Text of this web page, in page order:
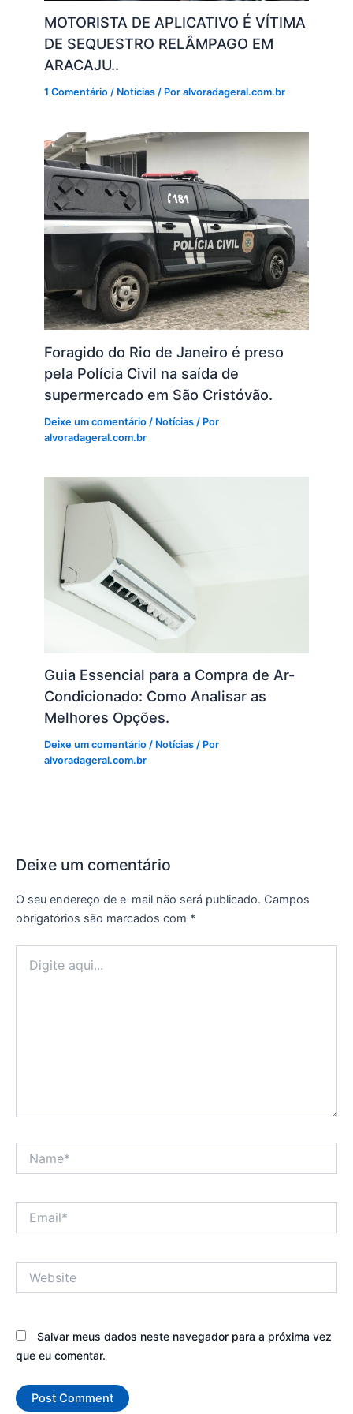
MOTORISTA DE APLICATIVO É VÍTIMA
DE SEQUESTRO RELÂMPAGO EM
ARACAJU..
1 Comentário / Notícias / Poralvoradageral.com.br
Foragido do Rio de Janeiro é preso
pela Polícia Civil na saída de
supermercado em São Cristóvão.
Deixe um comentário / Notícias / Por
alvoradageral.com.br
Guia Essencial para a Compra de Ar-
Condicionado: Como Analisar as
Melhores Opções.
Deixe um comentário / Notícias / Por
alvoradageral.com.br
Deixe um comentário
O seu endereço de e-mail não será publicado. Campos
obrigatórios são marcados com *
aqui...
Salvar meus dados neste navegador para a próxima vez
que eu comentar.